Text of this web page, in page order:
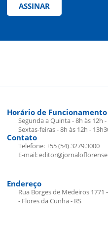
ASSINAR
Horário de Funcionamento
Segunda a Quinta - 8h às 12h
Sextas-feiras - 8h às 12h -
Contato
Telefone: +55 (54) 3279.3000
E-mail:
Endereço
Rua Borges de Medeiros 1771
- Flores da Cunha - RS